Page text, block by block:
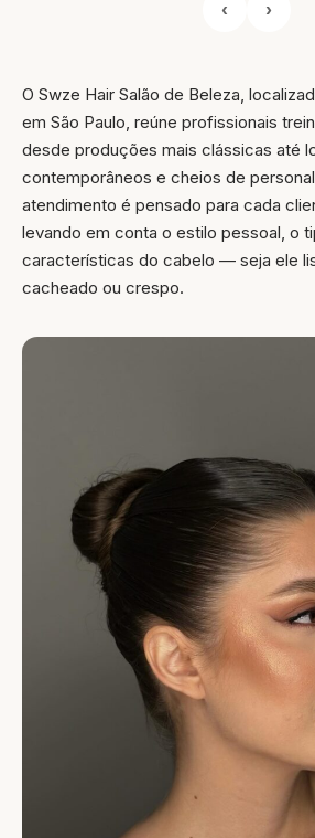
‹ ›
O Swze Hair Salão de Beleza,
em São Paulo, reúne profissionais
desde produções mais clássicas até
contemporâneos e cheios de
atendimento é pensado para cada
levando em conta o estilo pessoal, o
características do cabelo — seja ele
cacheado ou crespo.